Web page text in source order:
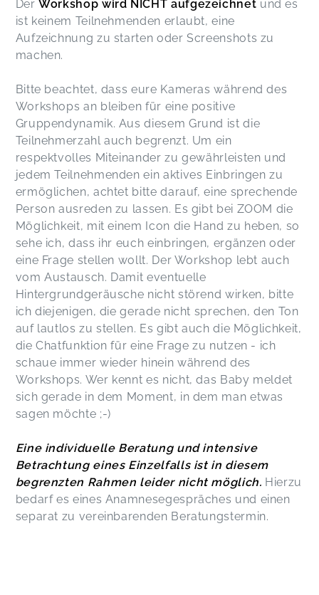
DerWorkshop wird NICHT aufgezeichnet und es
ist keinem Teilnehmenden erlaubt, eine
Aufzeichnung zu starten oder Screenshots zu
machen.
Bitte beachtet, dass eure Kameras während des
Workshops an bleiben für eine positive
Gruppendynamik. Aus diesem Grund ist die
Teilnehmerzahl auch begrenzt. Um ein
respektvolles Miteinander zu gewährleisten und
jedem Teilnehmenden ein aktives Einbringen zu
ermöglichen, achtet bitte darauf, eine sprechende
Person ausreden zu lassen. Es gibt bei ZOOM die
Möglichkeit, mit einem Icon die Hand zu heben, so
sehe ich, dass ihr euch einbringen, ergänzen oder
eine Frage stellen wollt. Der Workshop lebt auch
vom Austausch. Damit eventuelle
Hintergrundgeräusche nicht störend wirken, bitte
ich diejenigen, die gerade nicht sprechen, den Ton
auf lautlos zu stellen. Es gibt auch die Möglichkeit,
die Chatfunktion für eine Frage zu nutzen - ich
schaue immer wieder hinein während des
Workshops. Wer kennt es nicht, das Baby meldet
sich gerade in dem Moment, in dem man etwas
sagen möchte ;-)
Eine individuelle Beratung und intensive
Betrachtung eines Einzelfalls ist in diesem
begrenzten Rahmen leider nicht möglich. Hierzu
bedarf es eines Anamnesegespräches und einen
separat zu vereinbarenden Beratungstermin.